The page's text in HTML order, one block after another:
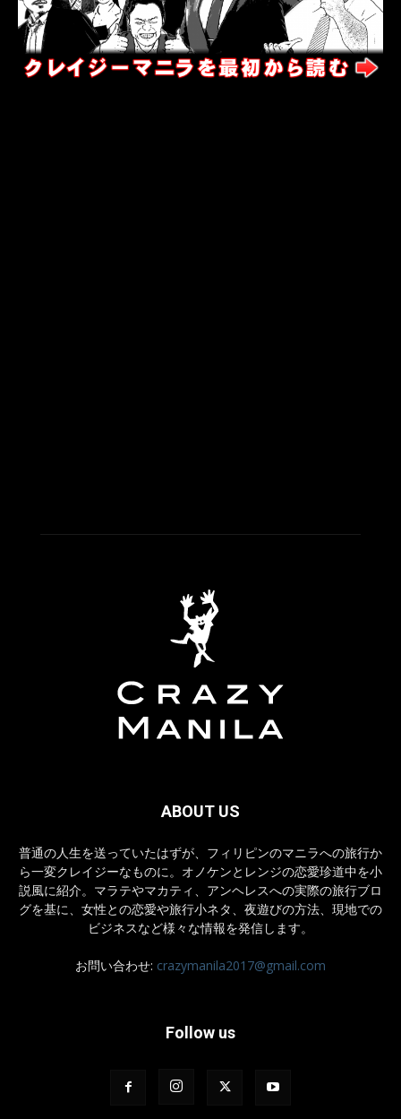
ABOUT US
普通の人生を送っていたはずが、フィリピンのマニラへの旅行か
ら一変クレイジーなものに。オノケンとレンジの恋愛珍道中を小
説風に紹介。マラテやマカティ、アンヘレスへの実際の旅行ブロ
グを基に、女性との恋愛や旅行小ネタ、夜遊びの方法、現地での
ビジネスなど様々な情報を発信します。
お問い合わせ: crazymanila2017@gmail.com
Follow us